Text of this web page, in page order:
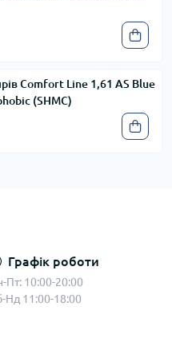
Comfort Line 1,61 AS Blue
(SHMC)
Графік роботи
Пт: 10:00-20:00
Нд 11:00-18:00